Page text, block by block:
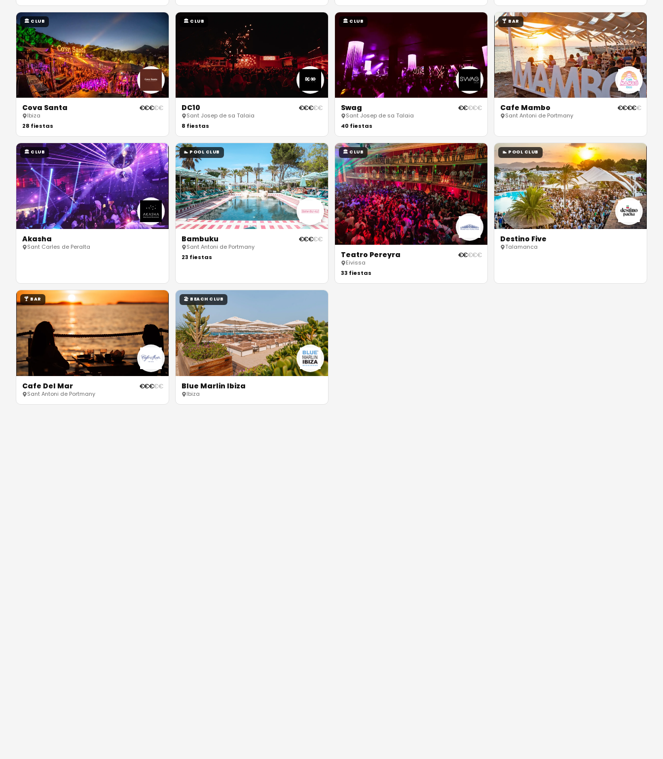
🏛 CLUB
Cova Santa €€€€€
Ibiza
28 fiestas
🏛 CLUB
DC10 €€€€€
Sant Josep de sa Talaia
8 fiestas
🏛 CLUB
Swag €€€€€
Sant Josep de sa Talaia
40 fiestas
🍸 BAR
Cafe Mambo €€€€€
Sant Antoni de Portmany
🏛 CLUB
Akasha
Sant Carles de Peralta
🏊 POOL CLUB
Bambuku €€€€€
Sant Antoni de Portmany
23 fiestas
🏛 CLUB
Teatro Pereyra €€€€€
Eivissa
33 fiestas
🏊 POOL CLUB
Destino Five
Talamanca
🍸 BAR
Cafe Del Mar €€€€€
Sant Antoni de Portmany
🏖 BEACH CLUB
Blue Marlin Ibiza
Ibiza